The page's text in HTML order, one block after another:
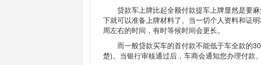
贷款车上牌比起全额付款提车上牌显然是要麻
下就可以准备上牌材料了。当一切个人资料和证
周左右的时间，有时等候时间会更长。
而一般贷款买车的首付款不能低于车全款的
楚)。当银行审核通过后，车商会通知您办理付款